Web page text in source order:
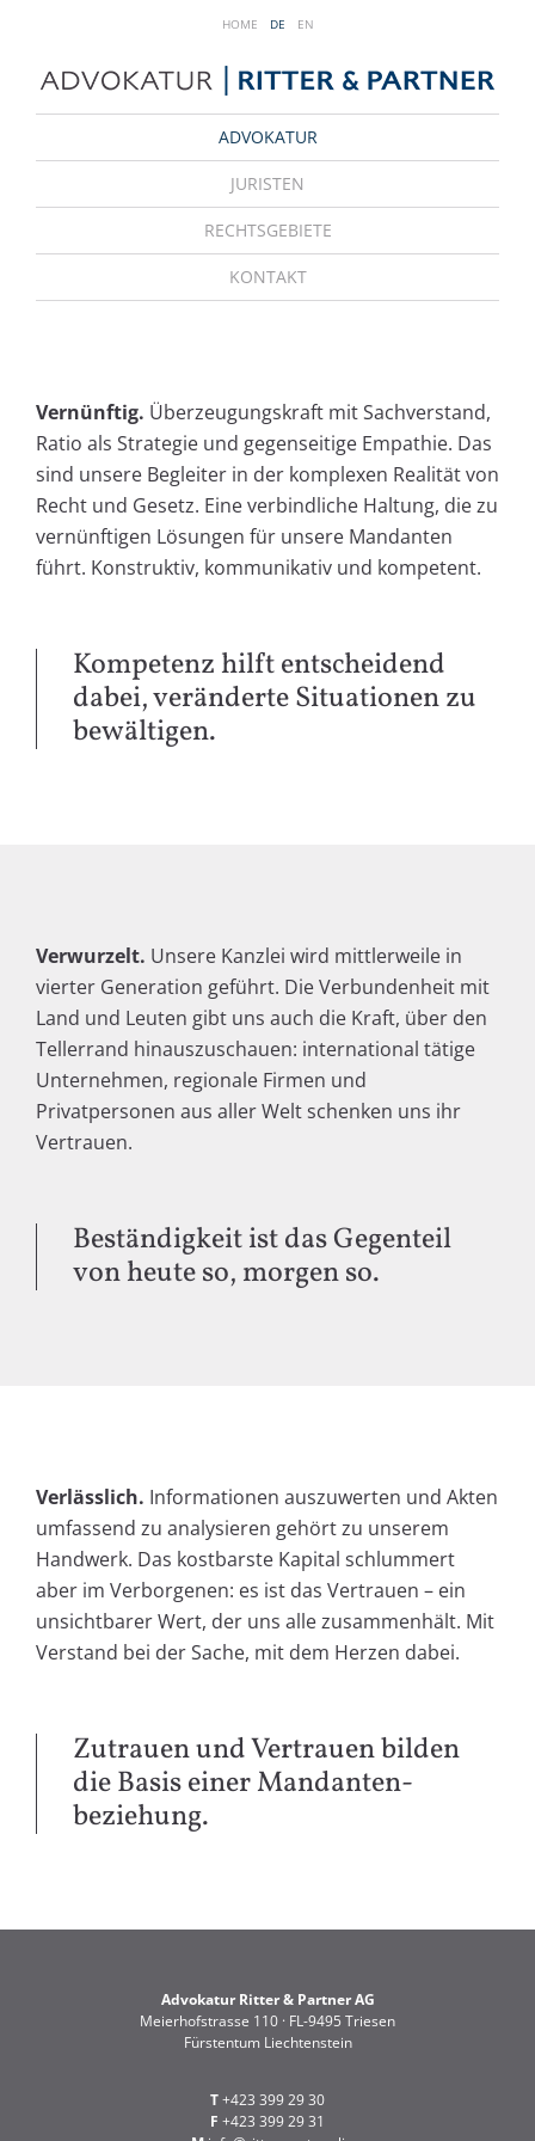
ADVOKATUR
JURISTEN
RECHTSGEBIETE
KONTAKT
HOME DE EN
Vernünftig. Überzeugungskraft mit Sachverstand,
Ratio als Strategie und gegenseitige Empathie. Das
sind unsere Begleiter in der komplexen Realität von
Recht und Gesetz. Eine verbindliche Haltung, die zu
vernünftigen Lösungen für unsere Mandanten
führt. Konstruktiv, kommunikativ und kompetent.
Kompetenz hilft entscheidend
dabei, veränderte Situa­tionen zu
bewältigen.
Verwurzelt. Unsere Kanzlei wird mittlerweile in
vierter Generation geführt. Die Verbundenheit mit
Land und Leuten gibt uns auch die Kraft, über den
Tellerrand hinauszuschauen: international tätige
Unternehmen, regionale Firmen und
Privatpersonen aus aller Welt schenken uns ihr
Vertrauen.
Beständig­keit ist das Gegen­teil
von heute so, morgen so.
Verlässlich. Informationen auszuwerten und Akten
umfassend zu analysieren gehört zu unserem
Handwerk. Das kostbarste Kapital schlummert
aber im Verborgenen: es ist das Vertrauen – ein
unsichtbarer Wert, der uns alle zusammenhält. Mit
Verstand bei der Sache, mit dem Herzen dabei.
Zutrauen und Vertrauen bilden
die Basis einer Mandanten­
beziehung.
Advokatur Ritter & Partner AG
Meierhofstrasse 110 · FL-9495 Triesen
Fürstentum Liechtenstein
T+423 399 29 30
F +423 399 29 31